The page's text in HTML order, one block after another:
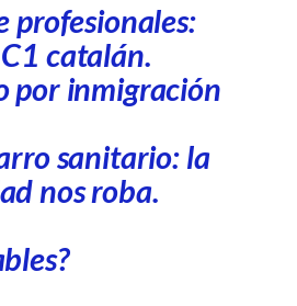
profesionales:
catalán.
por inmigración
sanitario: la
nos roba.